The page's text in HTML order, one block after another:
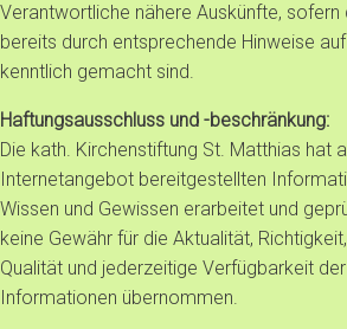
Verantwortliche nähere Auskünfte,
bereits durch entsprechende Hinweise
kenntlich gemacht sind.
Haftungsausschluss und -beschränkung:
Die kath. Kirchenstiftung St. Matthias hat
Internetangebot bereitgestellten
Wissen und Gewissen erarbeitet und
keine Gewähr für die Aktualität,
Qualität und jederzeitige Verfügbarkeit
Informationen übernommen.